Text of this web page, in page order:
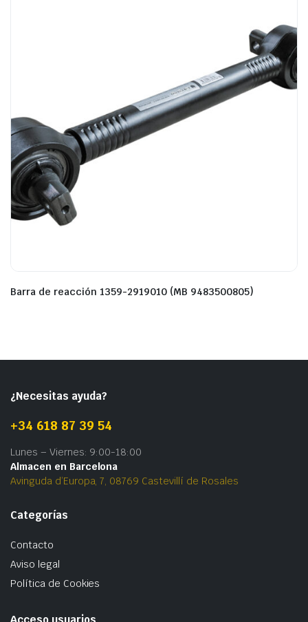
Barra de reacción 1359-2919010 (MB 9483500805)
¿Necesitas ayuda?
+34 618 87 39 54
Lunes – Viernes: 9:00-18:00
Almacen en Barcelona
Avinguda d’Europa, 7, 08769 Castevillí de Rosales
Categorías
Contacto
Aviso legal
Política de Cookies